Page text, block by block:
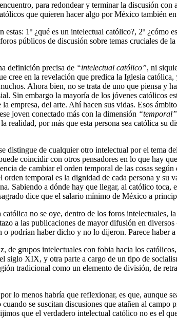
para redondear y terminar la discusión
que quieren hacer algo por México también
1º ¿qué es un intelectual católico?, 2º
públicos de discusión sobre temas cruciales de
definición precisa de “intelectual católico”, ni
cree en la revelación que predica la Iglesia
Ahora bien, no se trata de uno que piensa y
Sin embargo la mayoría de los jóvenes católicos
empresa, del arte. Ahí hacen sus vidas. Esos
joven conectado más con la dimensión “temporal”
realidad, por más que esta persona sea católica su
distingue de cualquier otro intelectual por el tema
coincidir con otros pensadores en lo que hay
de cambiar el orden temporal de las cosas
temporal es la dignidad de cada persona y su
Sabiendo a dónde hay que llegar, al católico
dice que el salario mínimo de México a
no se oye, dentro de los foros intelectuales,
a las publicaciones de mayor difusión en
podrían haber dicho y no lo dijeron. Parece haber
de grupos intelectuales con fobia hacia los
siglo XIX, y otra parte a cargo de un tipo de
tradicional como un elemento de división, de
lo menos habría que reflexionar, es que, aunque
se suscitan discusiones que atañen al
que el verdadero intelectual católico no es el